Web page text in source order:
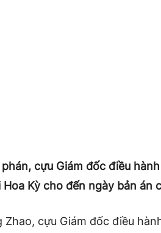
cựu Giám đốc điều
Kỳ cho đến ngày bản án
Zhao, cựu Giám đốc điều